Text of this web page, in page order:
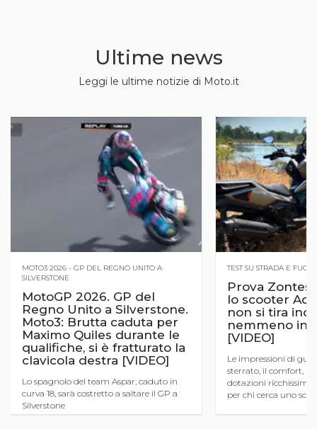
Ultime news
Leggi le ultime notizie di Moto.it
MOTO3 2026 - GP DEL REGNO UNITO A
SILVERSTONE
MotoGP 2026. GP del
Regno Unito a Silverstone.
Moto3: Brutta caduta per
Maximo Quiles durante le
qualifiche, si è fratturato la
clavicola destra [VIDEO]
Lo spagnolo del team Aspar, caduto in
curva 18, sarà costretto a saltare il GP a
Silverstone
TEST SU STRADA E
Prova Zontes
lo scooter
non si tira
nemmeno in
[VIDEO]
Le impressioni di
sterrato, il comfort,
dotazioni ricchissime
per chi cerca uno
...